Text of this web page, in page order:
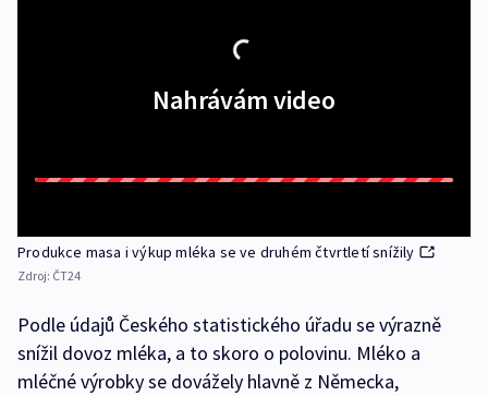
Nahrávám video
Produkce masa i výkup mléka se ve druhém čtvrtletí snížily
Zdroj: ČT24
Podle údajů Českého statistického úřadu se výrazně
snížil dovoz mléka, a to skoro o polovinu. Mléko a
mléčné výrobky se dovážely hlavně z Německa,